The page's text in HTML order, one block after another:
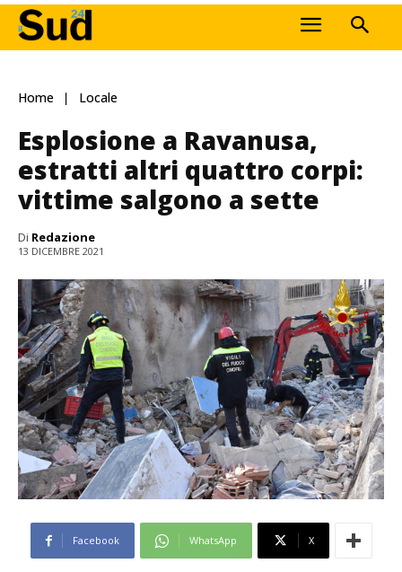
Home Locale
Esplosione a Ravanusa,
estratti altri quattro corpi:
vittime salgono a sette
Di Redazione
13 DICEMBRE 2021
Facebook WhatsApp X